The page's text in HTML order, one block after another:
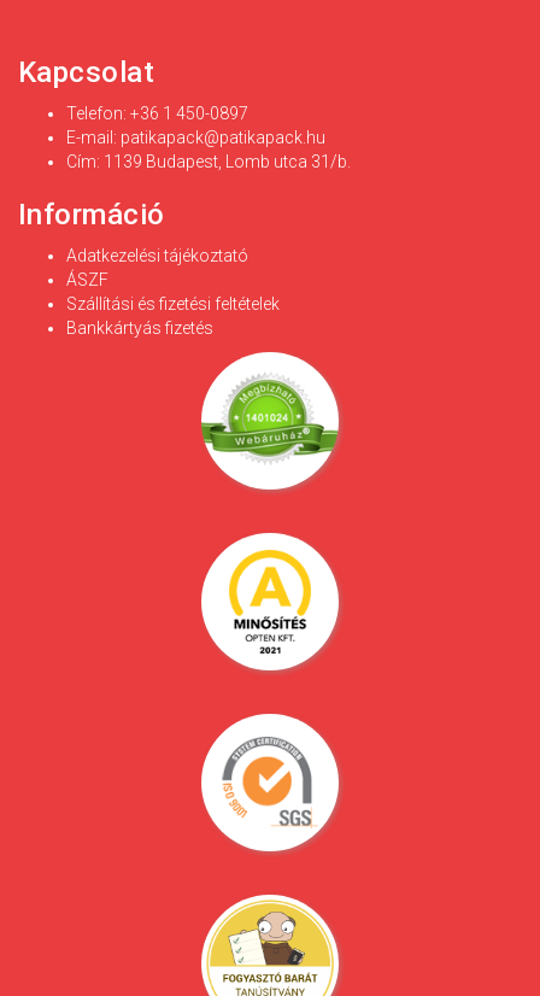
Kapcsolat
Telefon: +36 1 450-0897
E-mail: patikapack@patikapack.hu
Cím: 1139 Budapest, Lomb utca 31/b.
Információ
Adatkezelési tájékoztató
ÁSZF
Szállítási és fizetési feltételek
Bankkártyás fizetés